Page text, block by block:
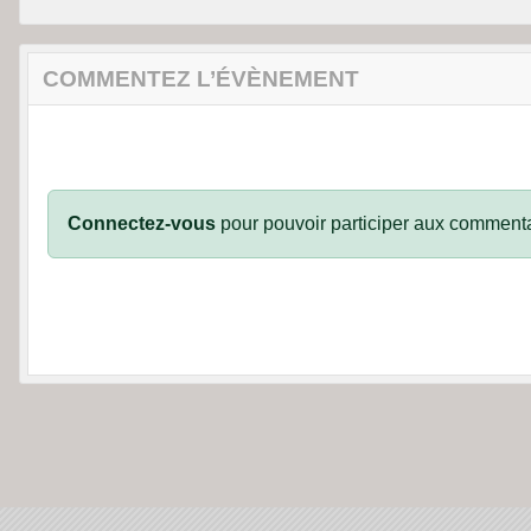
COMMENTEZ L’ÉVÈNEMENT
Connectez-vous pour pouvoir participer aux